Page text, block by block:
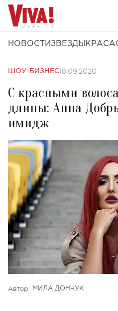
НОВОСТИ ЗВЕЗДЫ КРАСА
ШОУ-БИЗНЕС18.09.2020
С красными
длины: Анна
имидж
Автор: МИЛА ДОНЧУК